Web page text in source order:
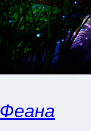
Феана